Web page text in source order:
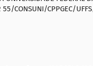
CONSUNI/CPPGEC/